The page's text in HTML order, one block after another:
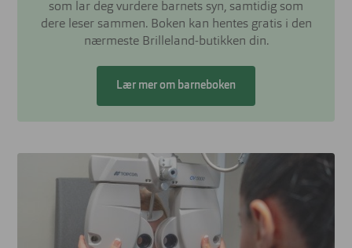
som lar deg vurdere barnets syn, samtidig som
dere leser sammen. Boken kan hentes gratis i den
nærmeste Brilleland-butikken din.
Lær mer om barneboken